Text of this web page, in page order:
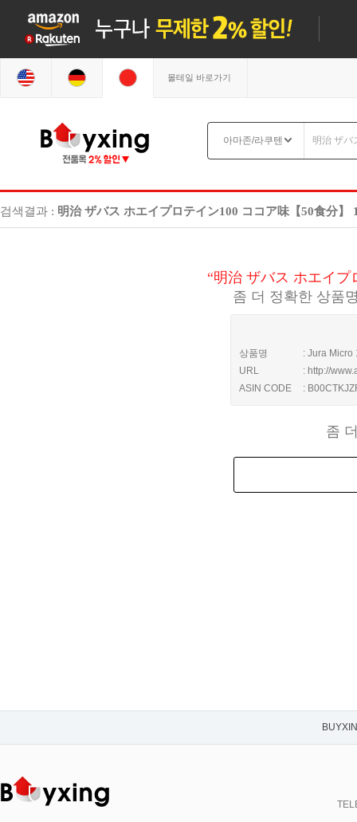
몰테일 바로가기
검색결과 : 明治 ザバス ホエイプロテイン100 ココア味【50食分】
“明治 ザバス ホエイプ
좀 더 정확한 상품
상품명
: Jura Micro
URL
: http://
ASIN CODE
:
좀